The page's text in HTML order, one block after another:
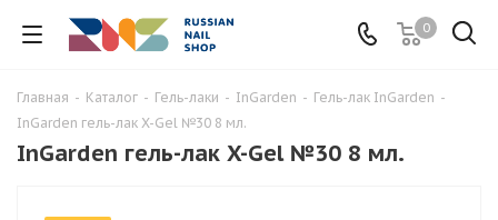
0
Главная - Каталог - Гель-лаки - InGarden - Гель-лак InGarden -
InGarden гель-лак X-Gel №30 8 мл.
InGarden гель-лак X-Gel №30 8 мл.